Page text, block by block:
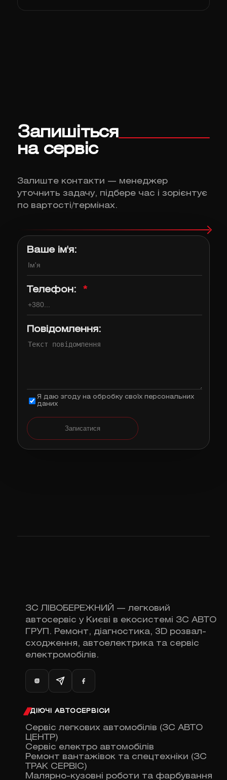
Запишіться
на сервіс
Залиште контакти — менеджер
уточнить задачу, підбере час і зорієнтує
по вартості/термінах.
Ваше ім'я:
Телефон: *
Повідомлення:
Я даю згоду на обробку своїх персональних
даних
Записатися
ЗС ЛІВОБЕРЕЖНИЙ — легковий
автосервіс у Києві в екосистемі ЗС АВТО
ГРУП. Ремонт, діагностика, 3D розвал-
сходження, автоелектрика та сервіс
електромобілів.
ДІЮЧІ АВТОСЕРВІСИ
Сервіс легкових автомобілів (ЗС АВТО
ЦЕНТР)
Сервіс електро автомобілів
Ремонт вантажівок та спецтехніки (ЗС
ТРАК СЕРВІС)
Малярно-кузовні роботи та фарбування